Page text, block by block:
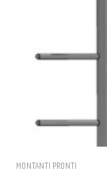
MONTANTI PRONTI